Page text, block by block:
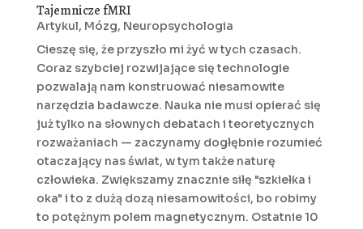
Tajemnicze fMRI
Artykul, Mózg, Neuropsychologia
Cieszę się, że przyszło mi żyć w tych czasach.
Coraz szybciej rozwijające się technologie
pozwalają nam konstruować niesamowite
narzędzia badawcze. Nauka nie musi opierać się
już tylko na słownych debatach i teoretycznych
rozważaniach — zaczynamy dogłębnie rozumieć
otaczający nas świat, w tym także naturę
człowieka. Zwiększamy znacznie siłę "szkiełka i
oka" i to z dużą dozą niesamowitości, bo robimy
to potężnym polem magnetycznym. Ostatnie 10